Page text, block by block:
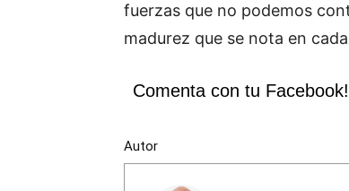
fuerzas que no podemos
madurez que se nota en
Comenta con tu Facebook!
Autor